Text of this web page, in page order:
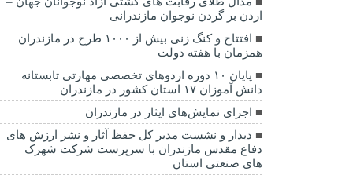
اردن بر گردن نوجوان مازندرانی
افتتاح و کنگ زنی بیش از ۱۰۰۰ طرح در مازندران
همزمان با هفته دولت
پایان ۱۰ دوره اردوهای تخصصی مهارتی تابستانه
دانش آموزان ۱۷ استان کشور در مازندران
اجرای نمایش‌های ایثار در مازندران
دیدار و نشست مدیر کل حفظ آثار و نشر ارزش های
دفاع مقدس مازندران با سرپرست شرکت شهرک
های صنعتی استان